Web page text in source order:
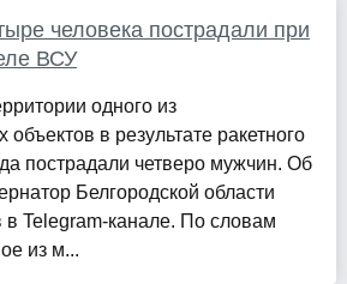
человека пострадали при
ВСУ
одного из
в результате ракетного
пострадали четверо мужчин. Об
Белгородской области
в Telegram-канале. По словам
из м...